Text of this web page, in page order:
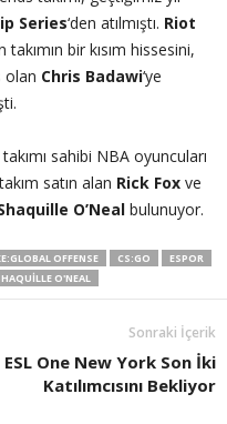
Series‘den atılmıştı. Riot
bir kısım hissesini,
olan Chris Badawi‘ye
sahibi NBA oyuncuları
satın alan Rick Fox ve
O’Neal bulunuyor.
OFFENSE CS:GO
ESPOR
O'NEAL
Sonraki İçerik
ESL One New York Son İki
Katılımcısını Bekliyor